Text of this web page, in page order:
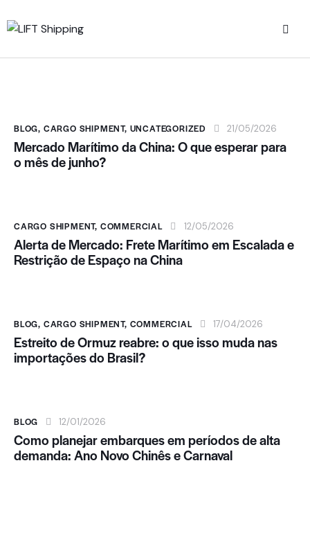
BLOG, CARGO SHIPMENT, UNCATEGORIZED 21/05/2026
Mercado Marítimo da China: O que esperar para
o mês de junho?
CARGO SHIPMENT, COMMERCIAL 12/05/2026
Alerta de Mercado: Frete Marítimo em Escalada e
Restrição de Espaço na China
BLOG, CARGO SHIPMENT, COMMERCIAL 17/04/2026
Estreito de Ormuz reabre: o que isso muda nas
importações do Brasil?
BLOG 12/01/2026
Como planejar embarques em períodos de alta
demanda: Ano Novo Chinês e Carnaval